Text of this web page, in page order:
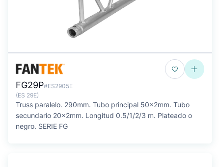
FG29P#ES2905E
(ES 29E)
Truss paralelo. 290mm. Tubo principal 50x2mm. Tubo
secundario 20x2mm. Longitud 0.5/1/2/3 m. Plateado o
negro. SERIE FG